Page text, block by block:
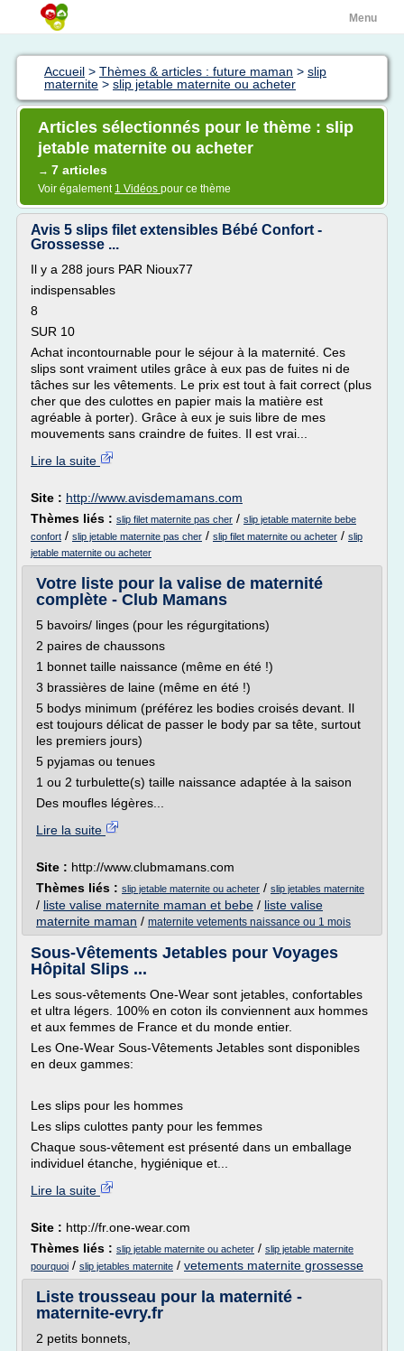
Menu
Accueil > Thèmes & articles : future maman > slip
maternite > slip jetable maternite ou acheter
Articles sélectionnés pour le thème : slip
jetable maternite ou acheter
→ 7 articles
Voir également 1 Vidéos pour ce thème
Avis 5 slips filet extensibles Bébé Confort -
Grossesse ...
Il y a 288 jours PAR Nioux77
indispensables
8
SUR 10
Achat incontournable pour le séjour à la maternité. Ces
slips sont vraiment utiles grâce à eux pas de fuites ni de
tâches sur les vêtements. Le prix est tout à fait correct (plus
cher que des culottes en papier mais la matière est
agréable à porter). Grâce à eux je suis libre de mes
mouvements sans craindre de fuites. Il est vrai...
Lire la suite
Site : http://www.avisdemamans.com
Thèmes liés : slip filet maternite pas cher / slip jetable maternite bebe
confort / slip jetable maternite pas cher / slip filet maternite ou acheter / slip
jetable maternite ou acheter
Votre liste pour la valise de maternité
complète - Club Mamans
5 bavoirs/ linges (pour les régurgitations)
2 paires de chaussons
1 bonnet taille naissance (même en été !)
3 brassières de laine (même en été !)
5 bodys minimum (préférez les bodies croisés devant. Il
est toujours délicat de passer le body par sa tête, surtout
les premiers jours)
5 pyjamas ou tenues
1 ou 2 turbulette(s) taille naissance adaptée à la saison
Des moufles légères...
Lire la suite
Site : http://www.clubmamans.com
Thèmes liés : slip jetable maternite ou acheter / slip jetables maternite
/ liste valise maternite maman et bebe / liste valise
maternite maman / maternite vetements naissance ou 1 mois
Sous-Vêtements Jetables pour Voyages
Hôpital Slips ...
Les sous-vêtements One-Wear sont jetables, confortables
et ultra légers. 100% en coton ils conviennent aux hommes
et aux femmes de France et du monde entier.
Les One-Wear Sous-Vêtements Jetables sont disponibles
en deux gammes:
Les slips pour les hommes
Les slips culottes panty pour les femmes
Chaque sous-vêtement est présenté dans un emballage
individuel étanche, hygiénique et...
Lire la suite
Site : http://fr.one-wear.com
Thèmes liés : slip jetable maternite ou acheter / slip jetable maternite
pourquoi / slip jetables maternite / vetements maternite grossesse
Liste trousseau pour la maternité -
maternite-evry.fr
2 petits bonnets,